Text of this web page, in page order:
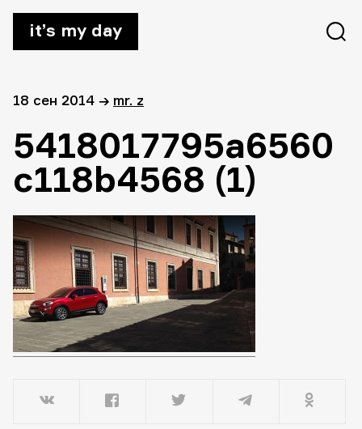
it’s my day
18 сен 2014 → mr. z
5418017795a6560
c118b4568 (1)